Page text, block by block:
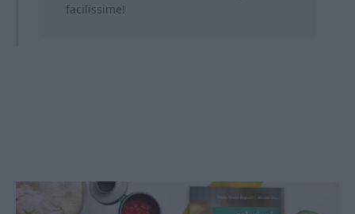
facilissime!